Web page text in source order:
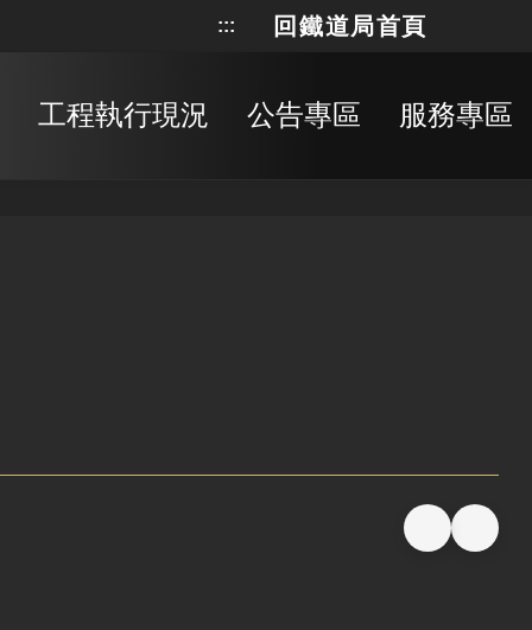
::: 回鐵道局首頁
工程執行現況 公告專區 服務專區